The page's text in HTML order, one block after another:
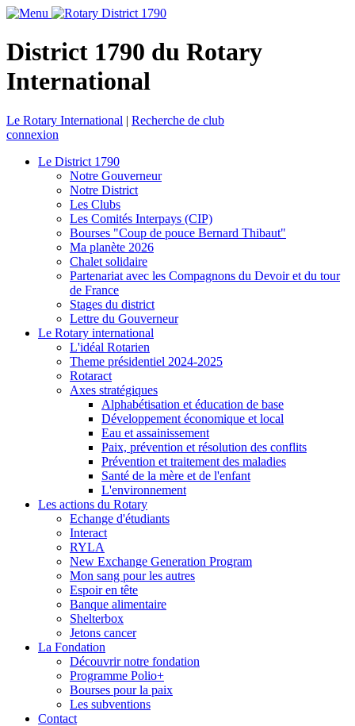
District 1790 du Rotary
International
Le Rotary International | Recherche de club
connexion
Le District 1790
Notre Gouverneur
Notre District
Les Clubs
Les Comités Interpays (CIP)
Bourses "Coup de pouce Bernard Thibaut"
Ma planète 2026
Chalet solidaire
Partenariat avec les Compagnons du Devoir et du tour
de France
Stages du district
Lettre du Gouverneur
Le Rotary international
L'idéal Rotarien
Theme présidentiel 2024-2025
Rotaract
Axes stratégiques
Alphabétisation et éducation de base
Développement économique et local
Eau et assainissement
Paix, prévention et résolution des conflits
Prévention et traitement des maladies
Santé de la mère et de l'enfant
L'environnement
Les actions du Rotary
Echange d'étudiants
Interact
RYLA
New Exchange Generation Program
Mon sang pour les autres
Espoir en tête
Banque alimentaire
Shelterbox
Jetons cancer
La Fondation
Découvrir notre fondation
Programme Polio+
Bourses pour la paix
Les subventions
Contact